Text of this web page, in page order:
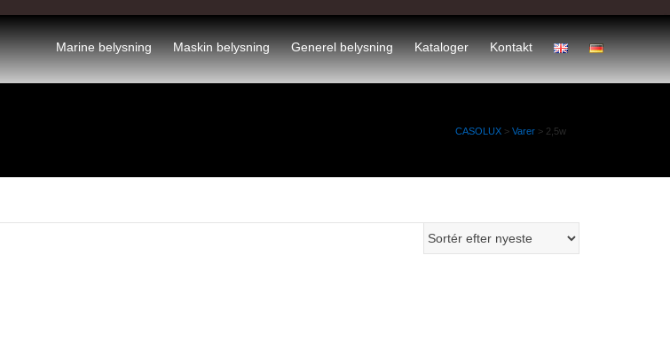
Marine belysning Maskin belysning Generel belysning Kataloger Kontakt
CASOLUX > Varer > 2,5w